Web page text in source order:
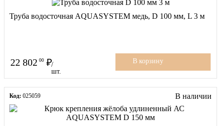
Труба водосточная AQUASYSTEM медь, D 100 мм, L 3 м
22 802 00
/
шт.
В корзину
Код: 025059 В наличии